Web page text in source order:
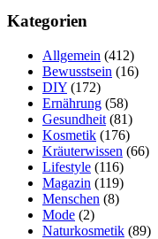
Kategorien
Allgemein (412)
Bewusstsein (16)
DIY (172)
Ernährung (58)
Gesundheit (81)
Kosmetik (176)
Kräuterwissen (66)
Lifestyle (116)
Magazin (119)
Menschen (8)
Mode (2)
Naturkosmetik (89)